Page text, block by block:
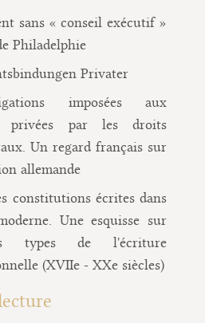
sans « conseil exécutif »
Philadelphie
Privater
imposées aux
privées par les droits
Un regard français sur
allemande
constitutions écrites dans
Une esquisse sur
types de l'écriture
(XVIIe - XXe siècles)